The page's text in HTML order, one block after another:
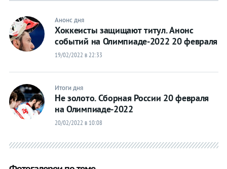
Анонс дня
Хоккеисты защищают титул. Анонс
событий на Олимпиаде-2022 20 февраля
19/02/2022 в 22:33
Итоги дня
Не золото. Сборная России 20 февраля
на Олимпиаде-2022
20/02/2022 в 10:08